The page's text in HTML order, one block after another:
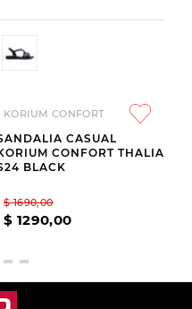
KORIUM CONFORT
CASUAL
CONFORT THALIA
BLACK
$ 1690,00
$ 1290,00